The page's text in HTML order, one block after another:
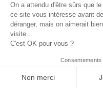
Pèse
On a attendu d'être sûrs que
ce site vous intéresse avant
déranger, mais on aimerait
visite...
C'est OK pour vous ?
Non merci